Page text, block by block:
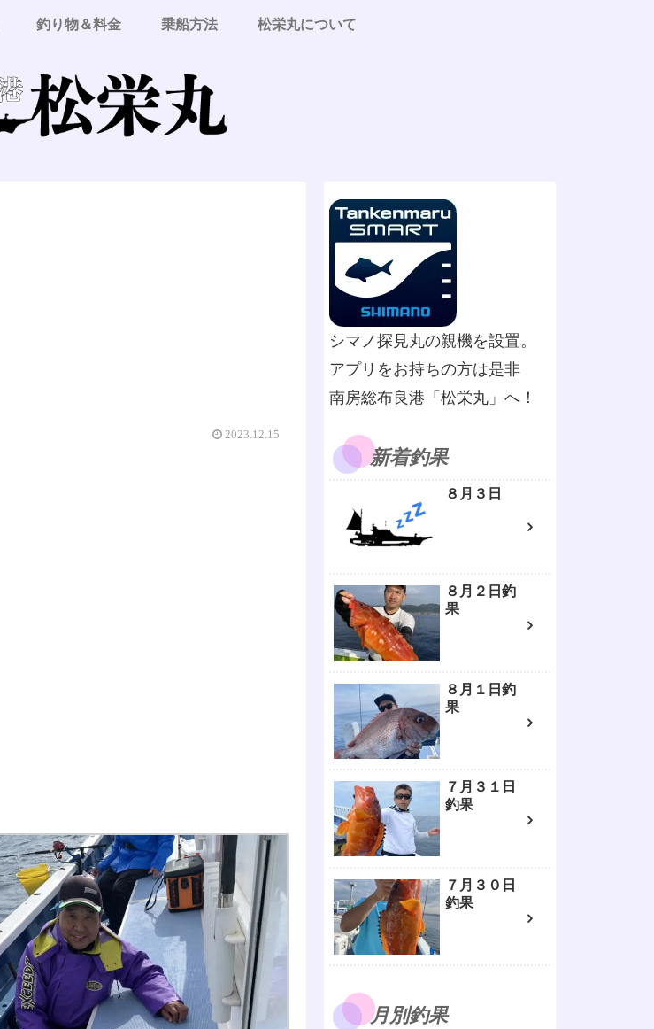
釣り物＆料金 乗船方法 松栄丸について
2023.12.15
シマノ探見丸の親機を設置。
アプリをお持ちの方は是非
南房総布良港「松栄丸」へ！
新着釣果
８月３日
８月２日釣
果
８月１日釣
果
７月３１日
釣果
７月３０日
釣果
月別釣果